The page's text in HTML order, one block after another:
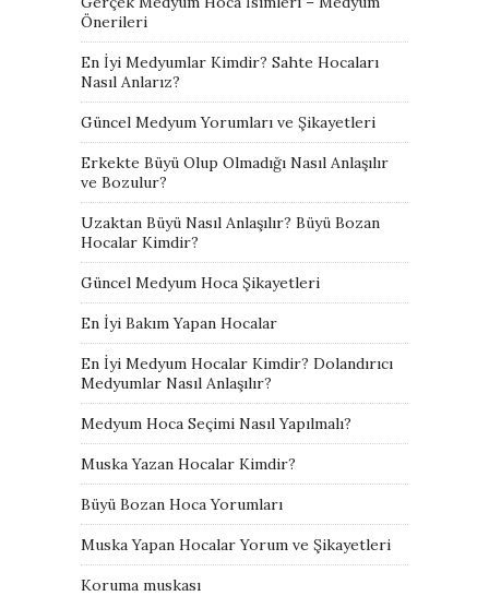
Önerileri
En İyi Medyumlar Kimdir? Sahte Hocaları
Nasıl Anlarız?
Güncel Medyum Yorumları ve Şikayetleri
Erkekte Büyü Olup Olmadığı Nasıl Anlaşılır
ve Bozulur?
Uzaktan Büyü Nasıl Anlaşılır? Büyü Bozan
Hocalar Kimdir?
Güncel Medyum Hoca Şikayetleri
En İyi Bakım Yapan Hocalar
En İyi Medyum Hocalar Kimdir? Dolandırıcı
Medyumlar Nasıl Anlaşılır?
Medyum Hoca Seçimi Nasıl Yapılmalı?
Muska Yazan Hocalar Kimdir?
Büyü Bozan Hoca Yorumları
Muska Yapan Hocalar Yorum ve Şikayetleri
Koruma muskası